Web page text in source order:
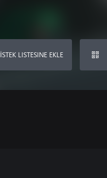
İSTEK LISTESINE EKLE